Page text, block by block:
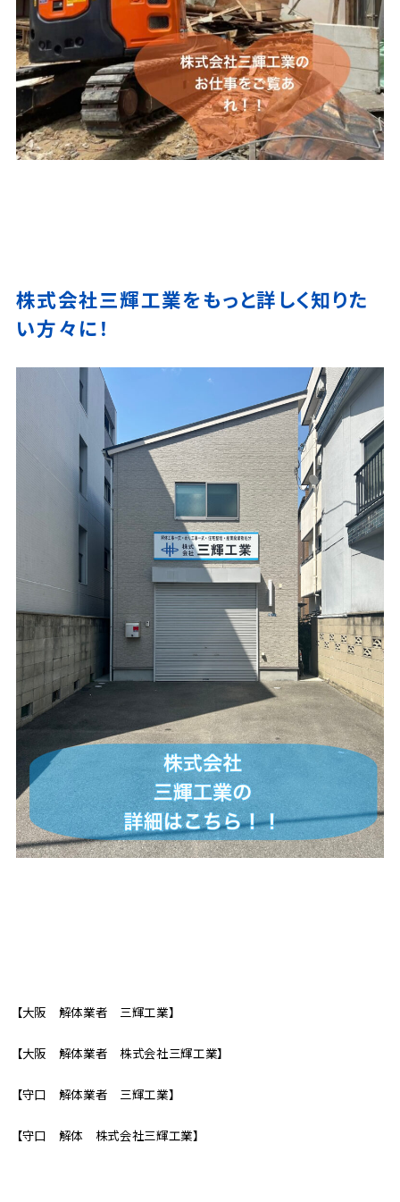
株式会社三輝工業をもっと詳しく知りた
い方々に！
【大阪 解体業者 三輝工業】
【大阪 解体業者 株式会社三輝工業】
【守口 解体業者 三輝工業】
【守口 解体 株式会社三輝工業】